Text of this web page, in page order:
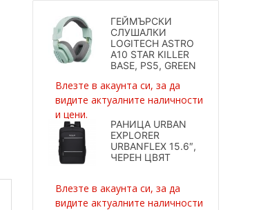
ГЕЙМЪРСКИ
СЛУШАЛКИ
LOGITECH ASTRO
A10 STAR KILLER
BASE, PS5, GREEN
Влезте в акаунта си, за да
видите актуалните наличности
и цени.
РАНИЦА URBAN
EXPLORER
URBANFLEX 15.6″,
ЧЕРЕН ЦВЯТ
Влезте в акаунта си, за да
видите актуалните наличности